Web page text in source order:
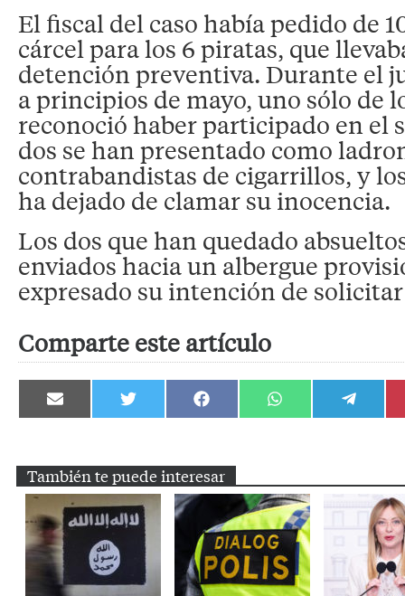
El fiscal del caso había pedido de
cárcel para los 6 piratas, que
detención preventiva. Durante el
a principios de mayo, uno sólo de
reconoció haber participado en el
dos se han presentado como
contrabandistas de cigarrillos, y
ha dejado de clamar su inocencia.
Los dos que han quedado
enviados hacia un albergue
expresado su intención de
Comparte este artículo
Compartir
en
Compartir
en
Compartir
en
Compartir
en
Compartir
en
También te puede interesar